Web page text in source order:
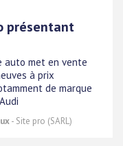
présentant
auto met en vente
à prix
de marque
- Site pro (SARL)